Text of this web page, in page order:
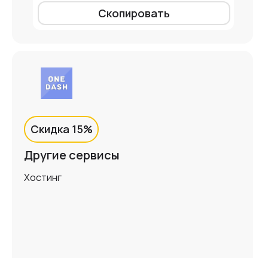
Скопировать
Другие сервисы
Хостинг
Скидка 15%